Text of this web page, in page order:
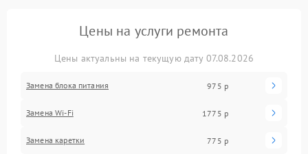
Цены на услуги ремонта
Цены актуальны на текущую дату 07.08.2026
Замена блока питания 975 р
Замена Wi-Fi 1775 р
Замена каретки 775 р